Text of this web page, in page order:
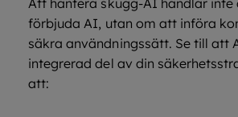
Att hantera skugg-AI handlar
förbjuda AI, utan om att införa
säkra användningssätt. Se till att
integrerad del av din
att: